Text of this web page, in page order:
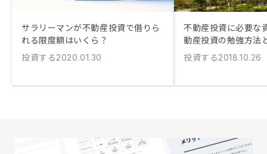
サラリーマンが不動産投資で借りら
れる限度額はいくら？
投資する2020.01.30
不動産投資に必要な
動産投資の勉強方法
投資する2018.10.26